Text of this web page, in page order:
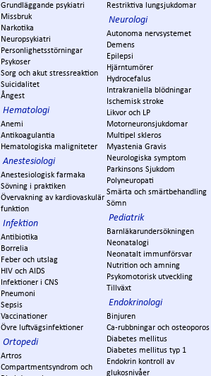
Grundläggande psykiatri
Missbruk
Narkotika
Neuropsykiatri
Personlighetsstörningar
Psykoser
Sorg och akut stressreaktion
Suicidalitet
Ångest
Hematologi
Anemi
Antikoagulantia
Hematologiska maligniteter
Anestesiologi
Anestesiologisk farmaka
Sövning i praktiken
Övervakning av kardiovaskulär
funktion
Infektion
Antibiotika
Borrelia
Feber och utslag
HIV och AIDS
Infektioner i CNS
Pneumoni
Sepsis
Vaccinationer
Övre luftvägsinfektioner
Ortopedi
Artros
Compartmentsyndrom och
Restriktiva lungsjukdomar
Neurologi
Autonoma nervsystemet
Demens
Epilepsi
Hjärntumörer
Hydrocefalus
Intrakraniella blödningar
Ischemisk stroke
Likvor och LP
Motorneuronsjukdomar
Multipel skleros
Myastenia Gravis
Neurologiska symptom
Parkinsons Sjukdom
Polyneuropati
Smärta och smärtbehandling
Sömn
Pediatrik
Barnläkarundersökningen
Neonatalogi
Neonatalt immunförsvar
Nutrition och amning
Psykomotorisk utveckling
Tillväxt
Endokrinologi
Binjuren
Ca-rubbningar och osteoporos
Diabetes mellitus
Diabetes mellitus typ 1
Endokrin kontroll av
glukosnivåer